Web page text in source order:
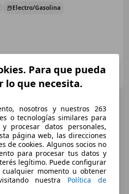
Electro/Gasolina
Para que pueda
lo que necesita.
nosotros y nuestros 263
o tecnologías similares para
y procesar datos personales,
página web, las direcciones
de cookies. Algunos socios no
para procesar tus datos y
legítimo. Puede configurar
momento u obtener
nuestra Política de